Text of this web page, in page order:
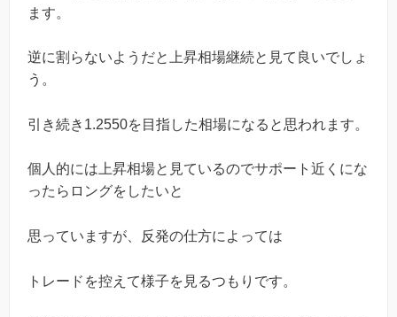
ます。
逆に割らないようだと上昇相場継続と見て良いでしょ
う。
引き続き1.2550を目指した相場になると思われます。
個人的には上昇相場と見ているのでサポート近くにな
ったらロングをしたいと
思っていますが、反発の仕方によっては
トレードを控えて様子を見るつもりです。